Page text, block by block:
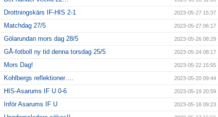
Drottningskärs IF-HIS 2-1 2023-05-27 15:37
Matchdag 27/5 2023-05-27 06:17
Gölarundan mors dag 28/5 2023-05-26 08:29
GÅ-fotboll ny tid denna torsdag 25/5 2023-05-24 08:17
Mors Dag! 2023-05-22 15:55
Kohlbergs reflektioner…. 2023-05-20 09:44
HIS-Asarums IF U 0-6 2023-05-19 20:59
Inför Asarums IF U 2023-05-18 09:23